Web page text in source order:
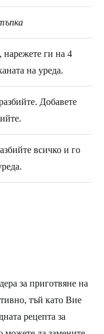
ги на 4
на уреда.
Добавете
всичко и го
за приготвяне на
тъй като Вие
рецепта за